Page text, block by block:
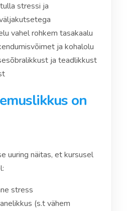
stressi ja
vahel rohkem tasakaalu
ja kohalolu
ja teadlikkust
on
uuring näitas, et kursusel
stress
(s.t vähem